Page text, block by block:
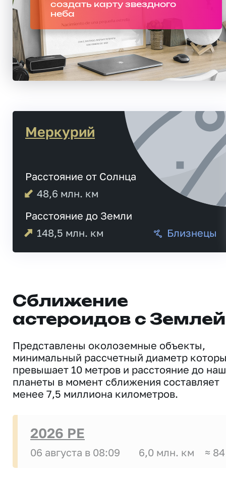
создать карту звездного
неба
Меркурий
Расстояние от Солнца
48,6 млн. км
Расстояние до Земли
148,5 млн. км Близнецы
Сближение
астероидов с Землей
Представлены околоземные объекты,
минимальный рассчетный диаметр
превышает 10 метров и расстояние до
планеты в момент сближения составляет
менее 7,5 миллиона километров.
2026 PE
06 августа в 08:09 6,0 млн. км ≈